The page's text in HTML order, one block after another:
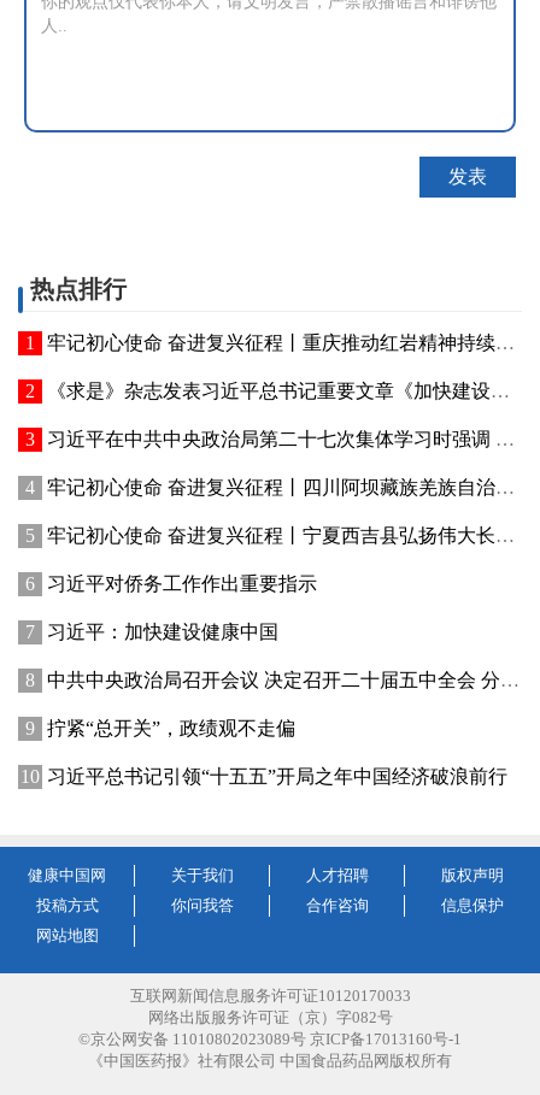
热点排行
牢记初心使命 奋进复兴征程丨重庆推动红岩精神持续焕发新的时代光芒 红岩丹心向阳开
《求是》杂志发表习近平总书记重要文章《加快建设健康中国》
习近平在中共中央政治局第二十七次集体学习时强调 强化政治引领 深化创新发展 高质量推进国防和军队现代化
牢记初心使命 奋进复兴征程丨四川阿坝藏族羌族自治州赓续红色血脉、厚植生态优势—— 红色旅游火 高原绿意浓
牢记初心使命 奋进复兴征程丨宁夏西吉县弘扬伟大长征精神——讲好红色故事发展乡村产业
习近平对侨务工作作出重要指示
习近平：加快建设健康中国
中共中央政治局召开会议 决定召开二十届五中全会 分析研究当前经济形势和经济工作 中共中央总书记习近平主持会议
拧紧“总开关”，政绩观不走偏
习近平总书记引领“十五五”开局之年中国经济破浪前行
健康中国网 关于我们 人才招聘
版权声明
投稿方式
你问我答 合作咨询
信息保护
网站地图
互联网新闻信息服务许可证10120170033
网络出版服务许可证（京）字082号
©京公网安备 11010802023089号 京ICP备17013160号-1
《中国医药报》社有限公司 中国食品药品网版权所有